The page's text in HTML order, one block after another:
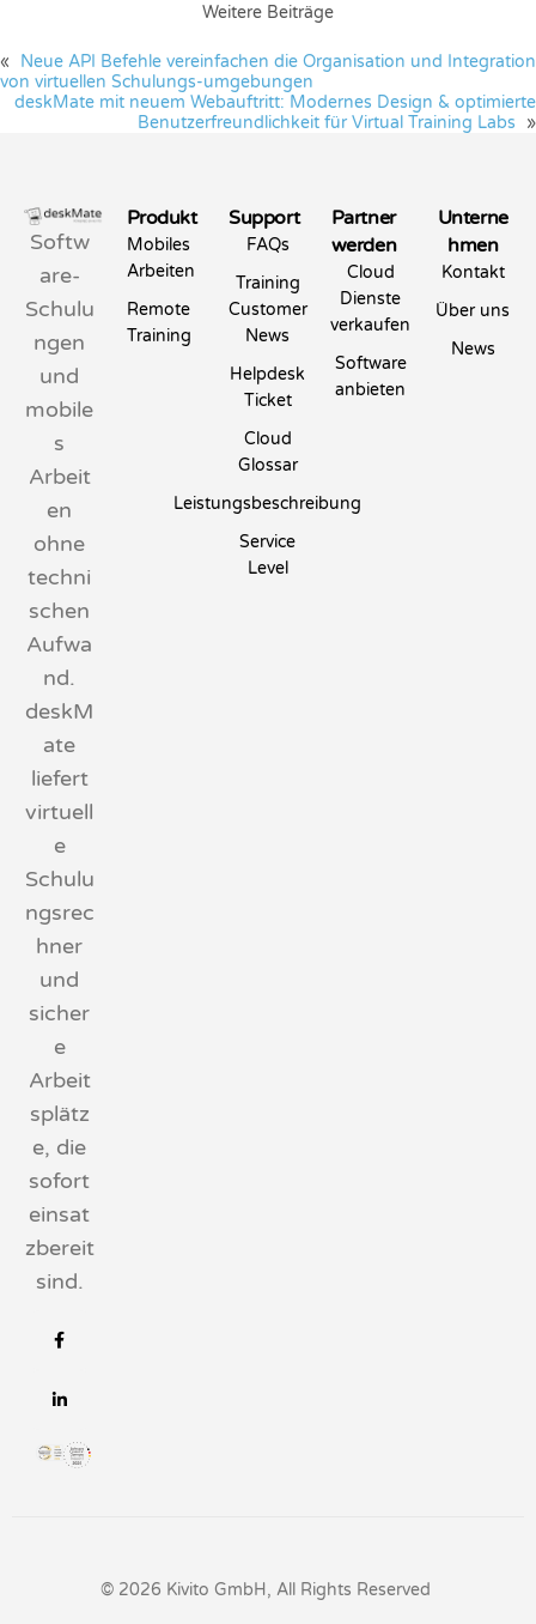
Weitere Beiträge
«
Neue API Befehle vereinfachen die Organisation und Integration
von virtuellen Schulungs-umgebungen
deskMate mit neuem Webauftritt: Modernes Design & optimierte
Benutzerfreundlichkeit für Virtual Training Labs
»
Softw
are-
Schulu
ngen
und
mobile
s
Arbeit
en
ohne
techni
schen
Aufwa
nd.
deskM
ate
liefert
virtuell
e
Schulu
ngsrec
hner
und
sicher
e
Arbeit
splätz
e, die
sofort
einsat
zbereit
sind.
Produkt
Mobiles
Arbeiten
Remote
Training
Support
FAQs
Training
Customer
News
Helpdesk
Ticket
Cloud
Glossar
Leistungsbeschreibung
Service
Level
Partner
werden
Cloud
Dienste
verkaufen
Software
anbieten
Unterne
hmen
Kontakt
Über uns
News
© 2026 Kivito GmbH, All Rights Reserved